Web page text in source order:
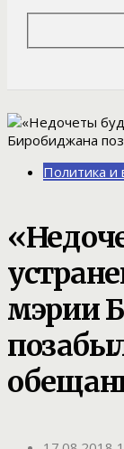
Политика и
мэрии